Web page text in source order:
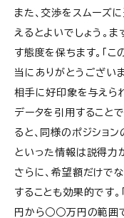
また、交渉をスムーズ
えるとよいでしょう。
す態度を保ちます。「
当にありがとうござい
相手に好印象を与えら
データを引用すること
ると、同様のポジショ
といった情報は説得力
さらに、希望額だけで
することも効果的です
円から○○万円の範囲